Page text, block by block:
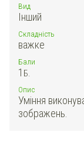
Вид
Інший
Складність
важке
Бали
1 Б.
Опис
Уміння
зображень.